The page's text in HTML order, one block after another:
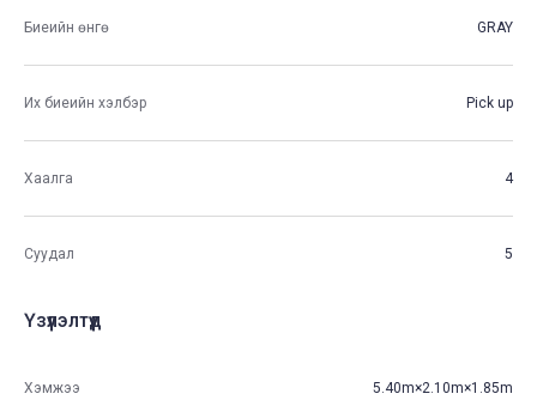
Биеийн өнгө GRAY
Их биеийн хэлбэр Pick up
Хаалга 4
Суудал 5
Үзүүлэлтүүд
Хэмжээ 5.40m×2.10m×1.85m